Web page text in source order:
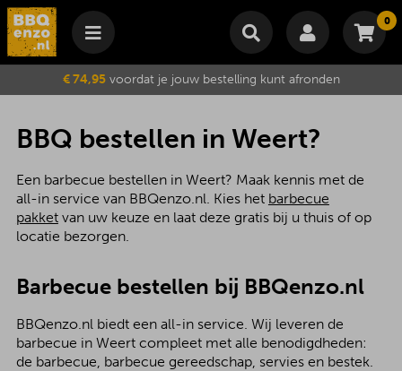
0
Winkelmand
Je winkelwagen is momenteel leeg.
Subtotaal €
Wijzig winkelmand Bestellen
€ 74,95voordat je jouw bestelling kunt afronden
BBQ bestellen in Weert?
Een barbecue bestellen in Weert? Maak kennis met de
all-in service van BBQenzo.nl. Kies het barbecue
pakketvan uw keuze en laat deze gratis bij u thuis of op
locatie bezorgen.
Barbecue bestellen bij BBQenzo.nl
BBQenzo.nl biedt een all-in service. Wij leveren de
barbecue in Weert compleet met alle benodigdheden:
de barbecue, barbecue gereedschap, servies en bestek.